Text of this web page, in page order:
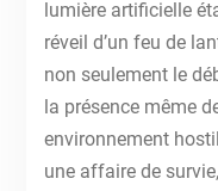
lumière artificielle
réveil d’un feu de
non seulement le
la présence même
environnement
une affaire de